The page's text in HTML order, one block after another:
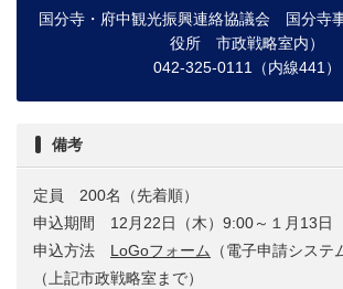
国分寺・府中観光振興連絡協議会 国分寺
役所 市政戦略室内）
042-325-0111（内線441）
備考
定員 200名（先着順）
申込期間 12月22日（木）9:00～１月13日（
申込方法 LoGoフォーム
（電子申請シス
（上記市政戦略室まで）